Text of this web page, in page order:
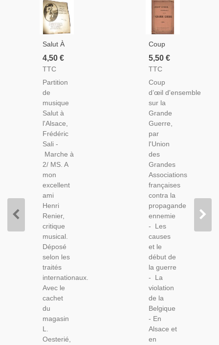
Salut À
L'Alsace,
Frédéric
Chant
Patriotique,
Alsace
Lorraine,
Partition
De
Musique,
4,50 €
TTC
Partition
de
musique
Salut à
l'Alsace,
Frédéric
Sali -
Marche à
2/ MS. A
mon
excellent
ami
Henri
Renier,
critique
musical.
Déposé
selon les
traités
internationaux.
Avec le
cachet
du
magasin
L.
Oesterié,
Coup
D'oeil
D'ensemble
Grande
Guerre,
Associations
Contre
La
Propagande
Ennemie,
1919 -
Guerre
1914-
1918
5,50 €
TTC
Coup
d’œil d'ensemble
sur la
Grande
Guerre,
par
l'Union
des
Grandes
Associations
françaises
contra la
propagande
ennemie
- Les
causes
et le
début de
la guerre
- La
violation
de la
Belgique
- En
Alsace et
en